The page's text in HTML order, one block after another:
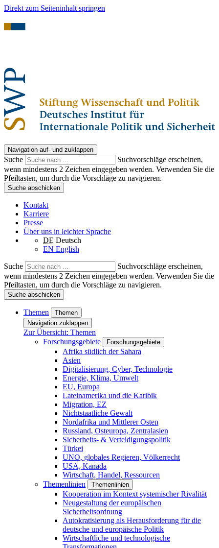
Direkt zum Seiteninhalt springen
Navigation auf- und zuklappen
Suche
Suchvorschläge erscheinen,
wenn mindestens 2 Zeichen eingegeben werden. Verwenden Sie die
Pfeiltasten, um durch die Vorschläge zu navigieren.
Suche abschicken
Kontakt
Karriere
Presse
Über uns in leichter Sprache
DE Deutsch
EN English
Suche
Suchvorschläge erscheinen,
wenn mindestens 2 Zeichen eingegeben werden. Verwenden Sie die
Pfeiltasten, um durch die Vorschläge zu navigieren.
Suche abschicken
Themen
Themen
Navigation zuklappen
Zur Übersicht: Themen
Forschungsgebiete
Forschungsgebiete
Afrika südlich der Sahara
Asien
Digitalisierung, Cyber, Technologie
Energie, Klima, Umwelt
EU, Europa
Lateinamerika und die Karibik
Migration, EZ
Nichtstaatliche Gewalt
Nordafrika und Mittlerer Osten
Russland, Osteuropa, Zentralasien
Sicherheits- & Verteidigungspolitik
Türkei
UNO, globales Regieren, Völkerrecht
USA, Kanada
Wirtschaft, Handel, Ressourcen
Themenlinien
Themenlinien
Kooperation im Kontext systemischer Rivalität
Neugestaltung der europäischen
Sicherheitsordnung
Autokratisierung als Herausforderung für die
deutsche und europäische Politik
Wirtschaftliche und technologische